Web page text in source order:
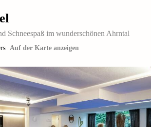
Schneespaß im wunderschönen Ahrntal
Auf der Karte anzeigen